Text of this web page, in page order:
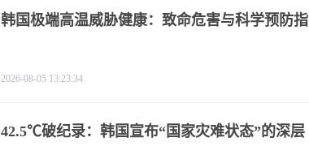
韩国极端高温威胁健康：致命危害与科学预防指
2026-08-05 13:23:34
42.5℃破纪录：韩国宣布“国家灾难状态”的深层